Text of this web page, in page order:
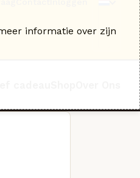
informatie over zijn